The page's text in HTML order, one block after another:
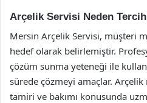
Arçelik Servisi Neden
Mersin Arçelik Servisi, müşteri
hedef olarak belirlemiştir.
çözüm sunma yeteneği ile
sürede çözmeyi amaçlar.
tamiri ve bakımı konusunda